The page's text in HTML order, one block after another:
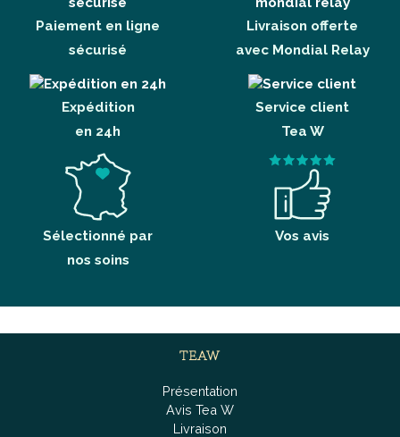
Paiement en ligne
sécurisé
Livraison offerte
avec Mondial Relay
Expédition
en 24h
Service client
Tea W
Sélectionné par
nos soins
Vos avis
TEAW
Présentation
Avis Tea W
Livraison